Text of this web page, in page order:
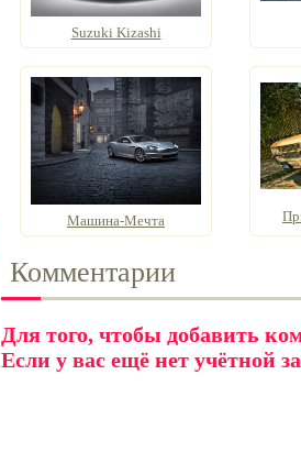
Suzuki Kizashi
Машина-Мечта
Комментарии
Для того, чтобы добавить
Если у вас ещё нет учётной